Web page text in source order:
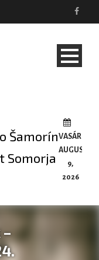
Šamorín
Somorja
VASÁRNAP,
9,
2026